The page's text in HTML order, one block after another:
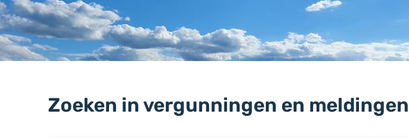
Zoeken in vergunningen en meldingen